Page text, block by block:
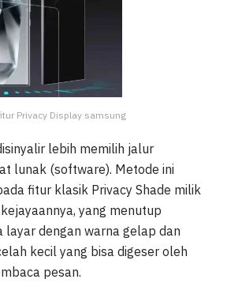
Privacy Display samsung
lebih memilih jalur
lunak (software). Metode ini
fitur klasik Privacy Shade milik
yang menutup
layar dengan warna gelap dan
kecil yang bisa digeser oleh
pesan.